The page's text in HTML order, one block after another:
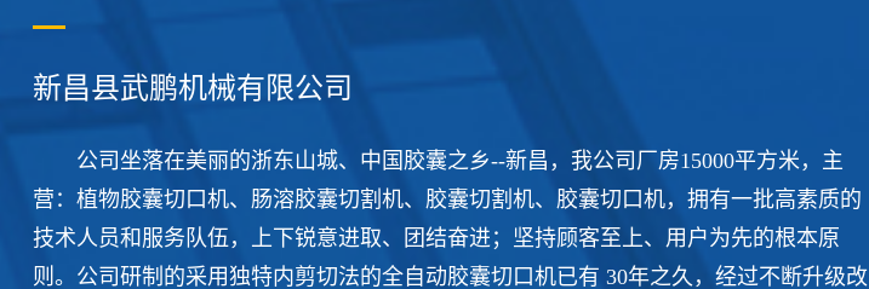
新昌县武鹏机械有限公司
公司坐落在美丽的浙东山城、中国胶囊之乡--新昌，我公司厂房15000平方米，主
营：植物胶囊切口机、肠溶胶囊切割机、胶囊切割机、胶囊切口机，拥有一批高素质的
技术人员和服务队伍，上下锐意进取、团结奋进；坚持顾客至上、用户为先的根本原
则。公司研制的采用独特内剪切法的全自动胶囊切口机已有 30年之久，经过不断升级改